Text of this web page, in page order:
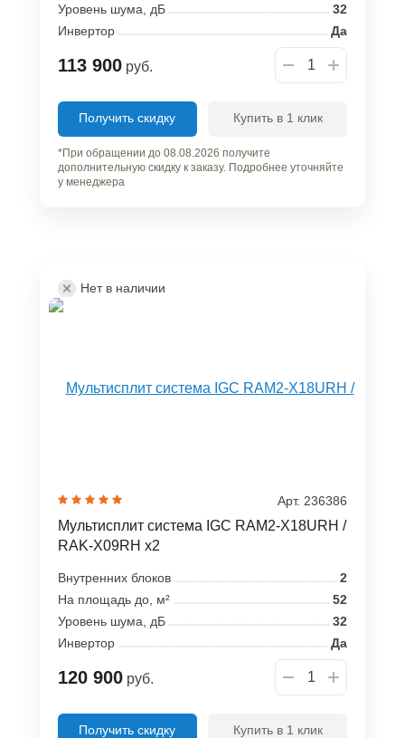
Уровень шума, дБ
32
Инвертор
Да
113 900 руб.
Получить скидку Купить в 1 клик
*При обращении до 08.08.2026 получите
дополнительную скидку к заказу. Подробнее уточняйте
у менеджера
Нет в наличии
Арт. 236386
Мультисплит система IGC RAM2-X18URH /
RAK-X09RH x2
Внутренних блоков
2
На площадь до, м²
52
Уровень шума, дБ
32
Инвертор
Да
120 900 руб.
Получить скидку Купить в 1 клик